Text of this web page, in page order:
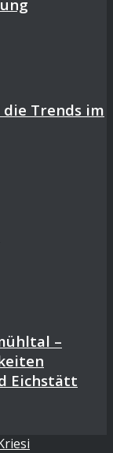
die Trends im
–
Eichstätt